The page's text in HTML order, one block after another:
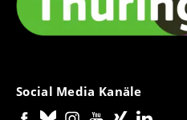
Social Media Kanäle